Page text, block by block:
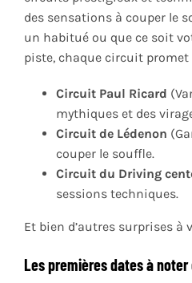
des sensations à couper le
un habitué ou que ce soit
piste, chaque circuit promet
Circuit Paul Ricard
mythiques et des
Circuit de Lédenon
couper le souffle.
Circuit du Driving
sessions techniques.
Et bien d’autres surprises à
Les premières dates à